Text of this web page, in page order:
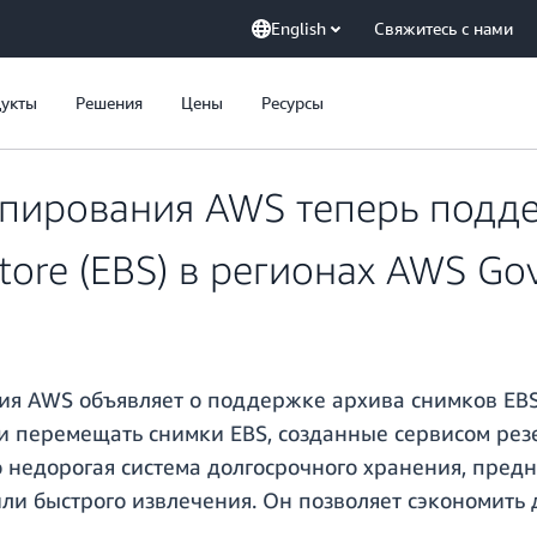
English Свяжитесь с нами
Решения Цены Ресурсы
AWS теперь
(EBS) в регионах AWS
AWS объявляет о поддержке архива снимков
снимки EBS, созданные сервисом
система долгосрочного хранения,
быстрого извлечения. Он позволяет